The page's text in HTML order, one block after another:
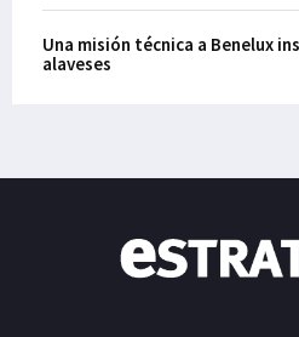
Una misión técnica a Benelux
alaveses